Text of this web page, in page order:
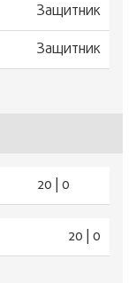
Защитник
Защитник
20 | 0
20 | 0